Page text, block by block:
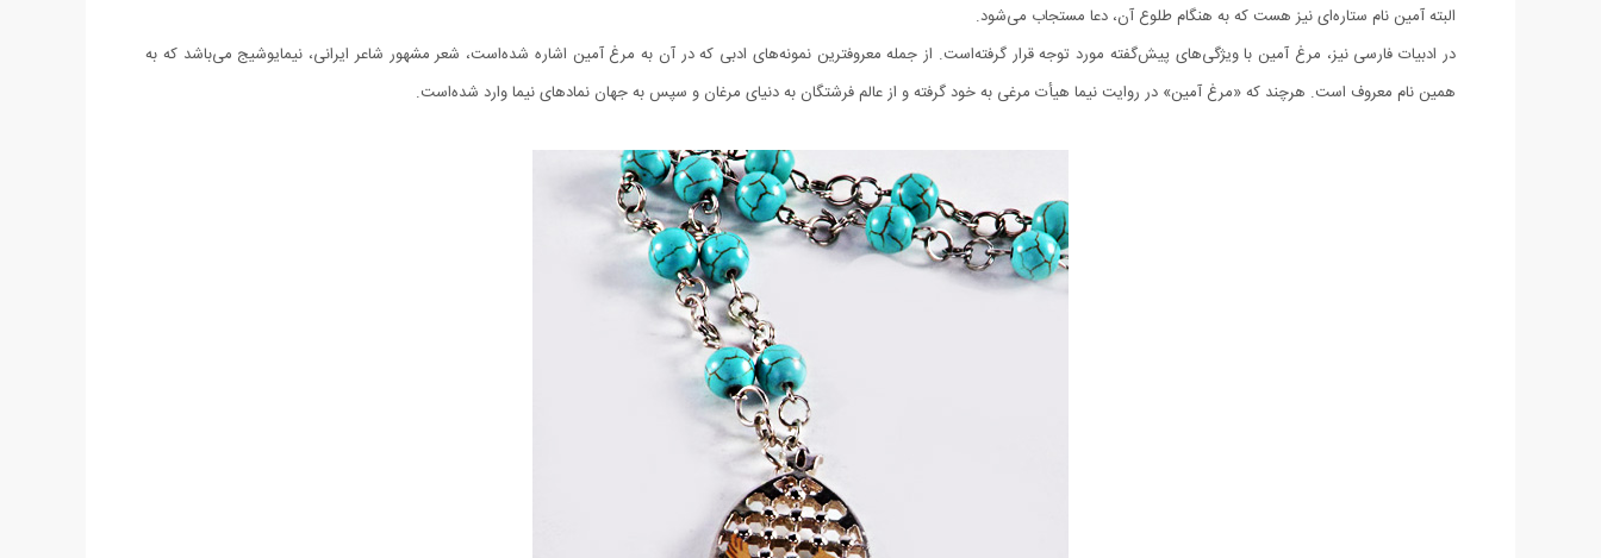
البته آمین نام ستاره‌ای نیز هست که به هنگام طلوع آن، دعا مستجاب می‌شود.
در ادبیات فارسی نیز، مرغ آمین با ویژگی‌های پیش‌گفته مورد توجه قرار گرفته‌است. از جمله معروفترین نمونه‌های ادبی که در آن به مرغ آمین اشاره شده‌است، شعر مشهور شاعر ایرانی، نیمایوشیج می‌باشد که به
همین نام معروف است. هرچند که «مرغ آمین» در روایت نیما هیأت مرغی به خود گرفته و از عالم فرشتگان به دنیای مرغان و سپس به جهان نمادهای نیما وارد شده‌است.